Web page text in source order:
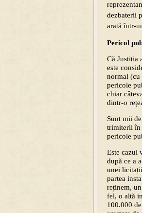
dezbaterii
arată într-
Pericol
Că Justiția
este
normal (cu
pericole
chiar
dintr-o
Sunt mii
trimiterii în
pericole
Este cazul
după ce a
unei
partea
reținem,
fel, o altă
100.000